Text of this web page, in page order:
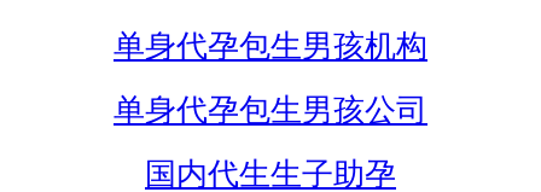
单身代孕包生男孩机构
单身代孕包生男孩公司
国内代生生子助孕